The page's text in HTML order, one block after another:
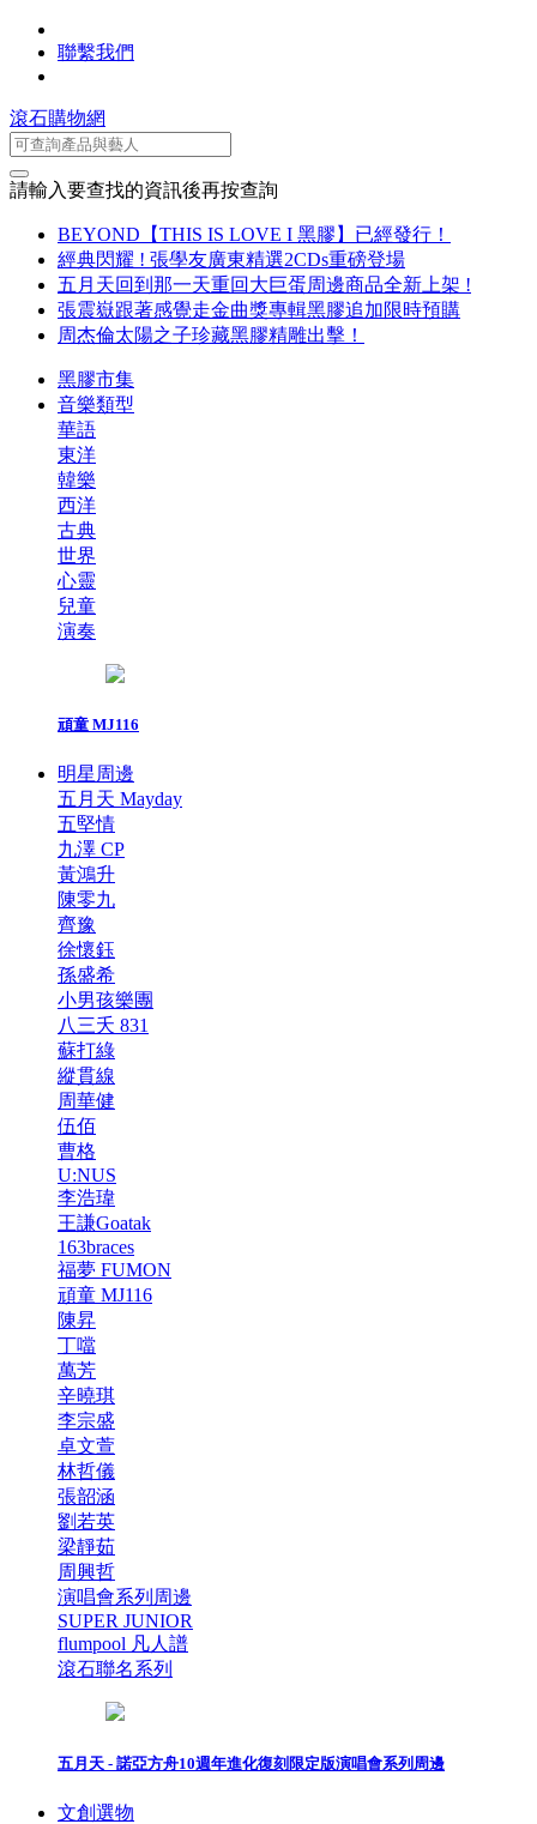
聯繫我們
滾石購物網
請輸入要查找的資訊後再按查詢
BEYOND【THIS IS LOVE I 黑膠】已經發行！
經典閃耀 ! 張學友廣東精選2CDs重磅登場
五月天回到那一天重回大巨蛋周邊商品全新上架 !
張震嶽跟著感覺走金曲獎專輯黑膠追加限時預購
周杰倫太陽之子珍藏黑膠精雕出擊！
黑膠市集
音樂類型
華語
東洋
韓樂
西洋
古典
世界
心靈
兒童
演奏
頑童 MJ116
明星周邊
五月天 Mayday
五堅情
九澤 CP
黃鴻升
陳零九
齊豫
徐懷鈺
孫盛希
小男孩樂團
八三夭 831
蘇打綠
縱貫線
周華健
伍佰
曹格
U:NUS
李浩瑋
王謙Goatak
163braces
福夢 FUMON
頑童 MJ116
陳昇
丁噹
萬芳
辛曉琪
李宗盛
卓文萱
林哲儀
張韶涵
劉若英
梁靜茹
周興哲
演唱會系列周邊
SUPER JUNIOR
flumpool 凡人譜
滾石聯名系列
五月天 - 諾亞方舟10週年進化復刻限定版演唱會系列周邊
文創選物